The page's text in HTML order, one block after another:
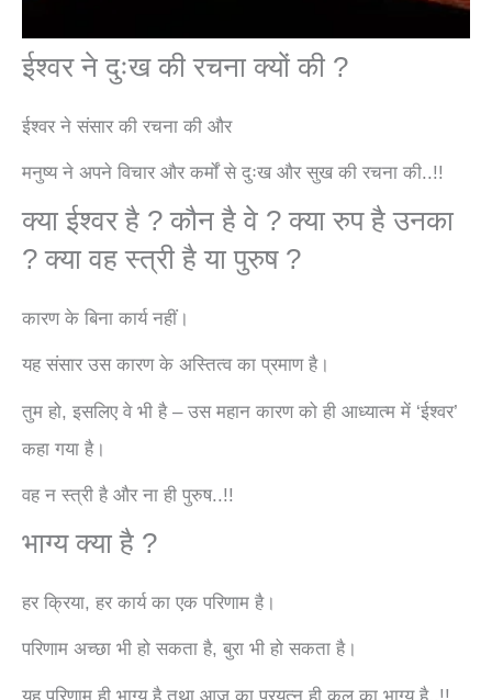
ईश्वर ने दुःख की रचना क्यों की ?
ईश्वर ने संसार की रचना की और
मनुष्य ने अपने विचार और कर्मों से दुःख और सुख की रचना की..!!
क्या ईश्वर है ? कौन है वे ? क्या रुप है उनका
? क्या वह स्त्री है या पुरुष ?
कारण के बिना कार्य नहीं।
यह संसार उस कारण के अस्तित्व का प्रमाण है।
तुम हो, इसलिए वे भी है – उस महान कारण को ही आध्यात्म में ‘ईश्वर’
कहा गया है।
वह न स्त्री है और ना ही पुरुष..!!
भाग्य क्या है ?
हर क्रिया, हर कार्य का एक परिणाम है।
परिणाम अच्छा भी हो सकता है, बुरा भी हो सकता है।